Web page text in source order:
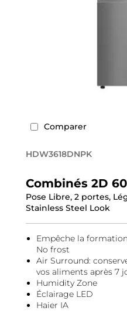
Comparer
HDW3618DNPK
Combinés 2D
Pose Libre, 2 portes,
Stainless Steel Look
Empêche la
No frost
Air Surround:
vos aliments après 7
Humidity Zone
Éclairage LED
Haier IA